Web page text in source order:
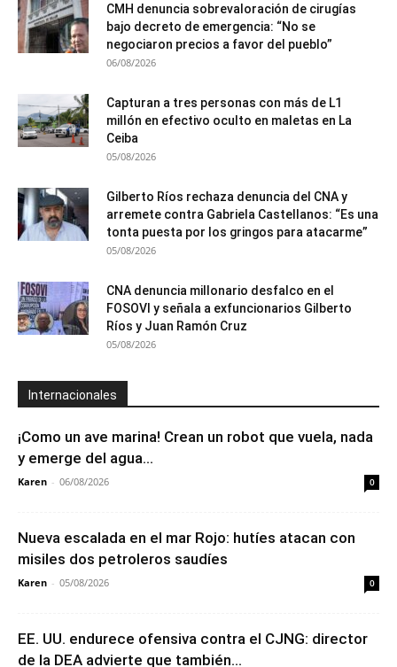
CMH denuncia sobrevaloración de cirugías
bajo decreto de emergencia: “No se
negociaron precios a favor del pueblo”
06/08/2026
Capturan a tres personas con más de L1
millón en efectivo oculto en maletas en La
Ceiba
05/08/2026
Gilberto Ríos rechaza denuncia del CNA y
arremete contra Gabriela Castellanos: “Es una
tonta puesta por los gringos para atacarme”
05/08/2026
CNA denuncia millonario desfalco en el
FOSOVI y señala a exfuncionarios Gilberto
Ríos y Juan Ramón Cruz
05/08/2026
Internacionales
¡Como un ave marina! Crean un robot que vuela, nada
y emerge del agua...
Karen - 06/08/2026 0
Nueva escalada en el mar Rojo: hutíes atacan con
misiles dos petroleros saudíes
Karen - 05/08/2026 0
EE. UU. endurece ofensiva contra el CJNG: director
de la DEA advierte que también...